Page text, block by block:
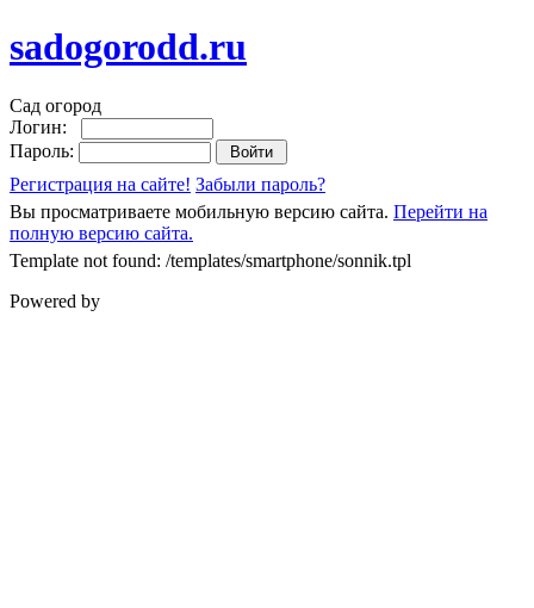
sadogorodd.ru
Сад огород
Логин:
Пароль:
Регистрация на сайте! Забыли пароль?
Вы просматриваете мобильную версию сайта. Перейти на
полную версию сайта.
Template not found: /templates/smartphone/sonnik.tpl
Powered by